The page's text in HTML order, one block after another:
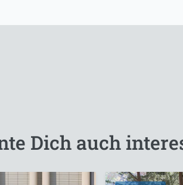
Dich auch